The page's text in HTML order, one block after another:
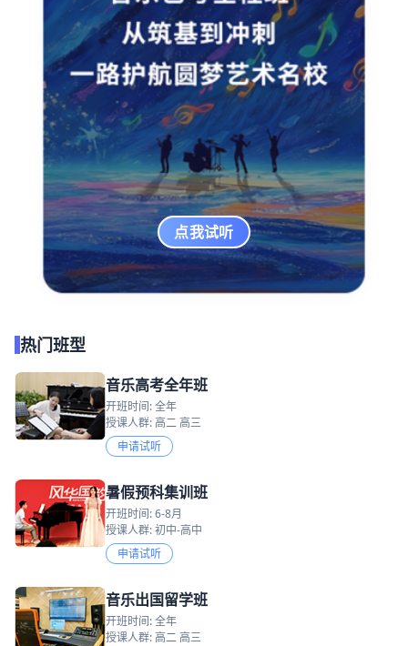
点我试听
热门班型
音乐高考全年班
开班时间: 全年
授课人群: 高二 高三
申请试听
暑假预科集训班
开班时间: 6-8月
授课人群: 初中-高中
申请试听
音乐出国留学班
开班时间: 全年
授课人群: 高二 高三